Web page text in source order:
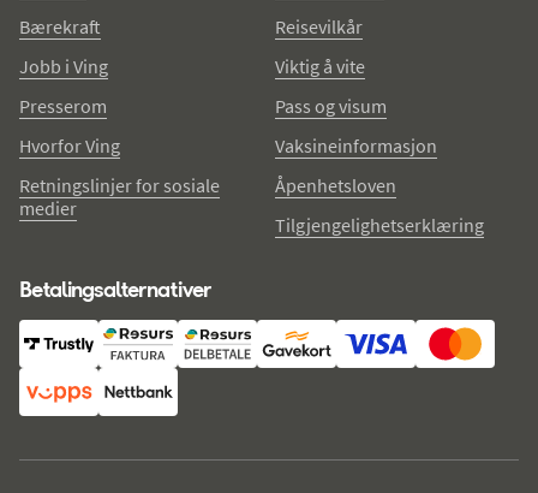
Bærekraft
Jobb i Ving
Presserom
Hvorfor Ving
Retningslinjer for sosiale
medier
Reisevilkår
Viktig å vite
Pass og visum
Vaksineinformasjon
Åpenhetsloven
Tilgjengelighetserklæring
Betalingsalternativer